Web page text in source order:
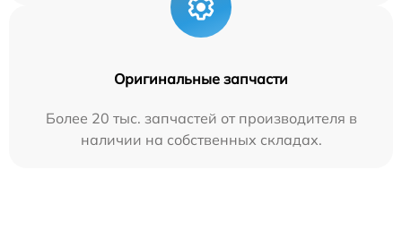
Оригинальные запчасти
Более 20 тыс. запчастей от производителя в
наличии на собственных складах.